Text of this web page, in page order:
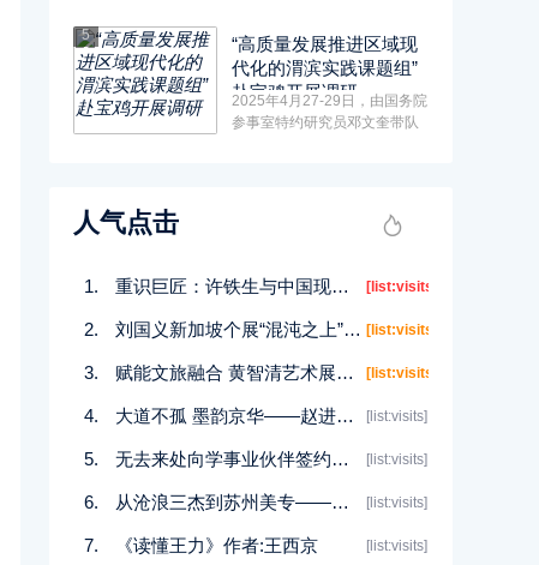
5
“高质量发展推进区域现
代化的渭滨实践课题组”
赴宝鸡开展调研
2025年4月27-29日，由国务院
参事室特约研究员邓文奎带队
人气点击
重识巨匠：许铁生与中国现代艺术的南洋之路 [list:visits]
刘国义新加坡个展“混沌之上”开幕：用超现实语言重构东方灵性美学 [list:visits]
赋能文旅融合 黄智清艺术展在泰宁山谷开幕 [list:visits]
大道不孤 墨韵京华——赵进才国画艺术展在京开幕 [list:visits]
无去来处向学事业伙伴签约盛典暨个人香铺工作室战略发布 [list:visits]
从沧浪三杰到苏州美专——半部中国近代艺术史 [list:visits]
《读懂王力》作者:王西京 [list:visits]